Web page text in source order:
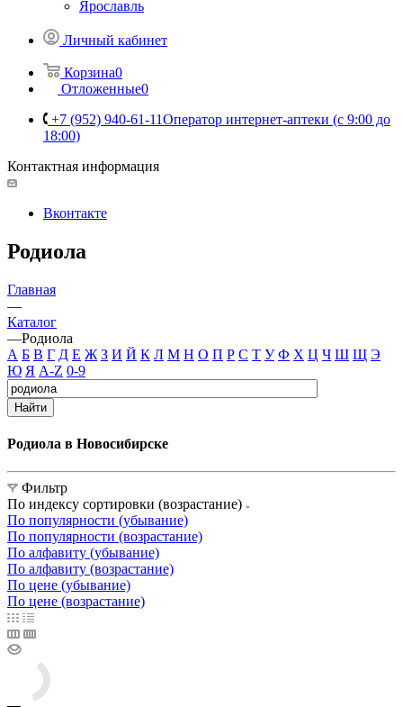
Ярославль
Личный кабинет
Корзина0
Отложенные0
+7 (952) 940-61-11Оператор интернет-аптеки (с 9:00 до
18:00)
Контактная информация
Вконтакте
Родиола
Главная
—
Каталог
—Родиола
А Б В Г Д Е Ж З И Й К Л М Н О П Р С Т У Ф Х Ц Ч Ш Щ Э
Ю Я A-Z 0-9
Найти
Родиола в Новосибирске
Фильтр
По индексу сортировки (возрастание)
По популярности (убывание)
По популярности (возрастание)
По алфавиту (убывание)
По алфавиту (возрастание)
По цене (убывание)
По цене (возрастание)